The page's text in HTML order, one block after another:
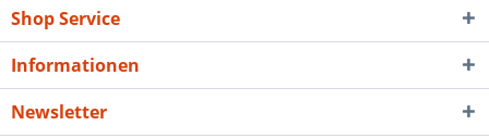
Shop Service
Informationen
Newsletter